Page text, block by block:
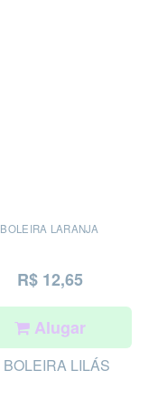
BOLEIRA LARANJA
R$ 12,65
Alugar